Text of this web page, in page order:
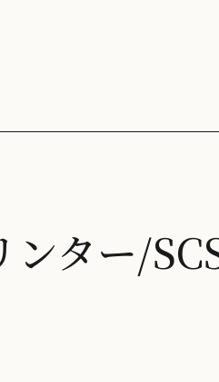
ター/